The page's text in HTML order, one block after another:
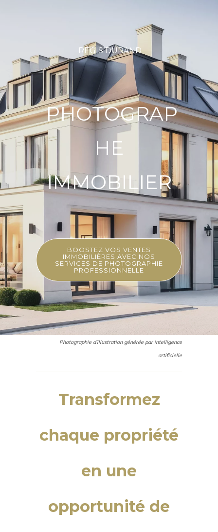
REGIS DURAND
PHOTOGRAP
HE
IMMOBILIER
BOOSTEZ VOS VENTES
IMMOBILIÈRES AVEC NOS
SERVICES DE PHOTOGRAPHIE
PROFESSIONNELLE
Photographie d’illustration générée par intelligence
artificielle
Transformez
chaque propriété
en une
opportunité de